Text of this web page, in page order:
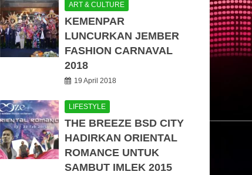
ART & CULTURE
KEMENPAR
LUNCURKAN JEMBER
FASHION CARNAVAL
2018
19 April 2018
LIFESTYLE
THE BREEZE BSD CITY
HADIRKAN ORIENTAL
ROMANCE UNTUK
SAMBUT IMLEK 2015